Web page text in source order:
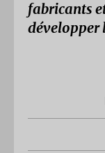
fabricants
développer